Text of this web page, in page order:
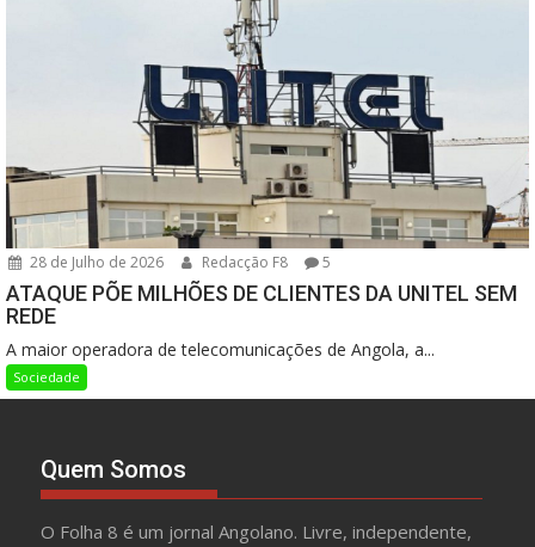
28 de Julho de 2026 Redacção F8 5
ATAQUE PÕE MILHÕES DE CLIENTES DA UNITEL SEM
REDE
A maior operadora de telecomunicações de Angola, a...
Sociedade
Quem Somos
O Folha 8 é um jornal Angolano. Livre, independente,